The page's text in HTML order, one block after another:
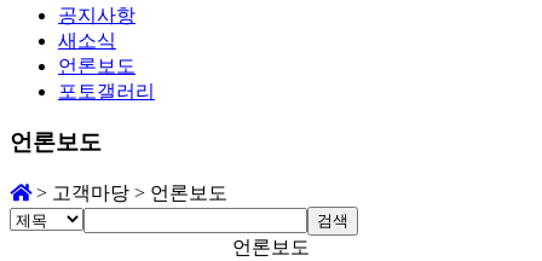
공지사항
새소식
언론보도
포토갤러리
언론보도
> 고객마당 > 언론보도
검색
언론보도